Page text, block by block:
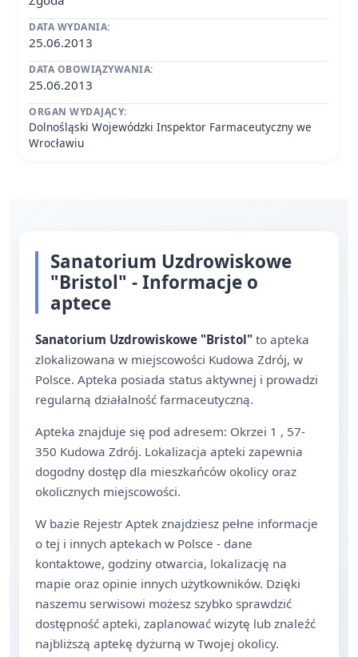
DATA WYDANIA:
25.06.2013
DATA OBOWIĄZYWANIA:
25.06.2013
ORGAN WYDAJĄCY:
Dolnośląski Wojewódzki Inspektor Farmaceutyczny we
Wrocławiu
Sanatorium Uzdrowiskowe
"Bristol" - Informacje o
aptece
Sanatorium Uzdrowiskowe "Bristol" to apteka
zlokalizowana w miejscowości Kudowa Zdrój, w
Polsce. Apteka posiada status aktywnej i prowadzi
regularną działalność farmaceutyczną.
Apteka znajduje się pod adresem: Okrzei 1 , 57-
350 Kudowa Zdrój. Lokalizacja apteki zapewnia
dogodny dostęp dla mieszkańców okolicy oraz
okolicznych miejscowości.
W bazie Rejestr Aptek znajdziesz pełne informacje
o tej i innych aptekach w Polsce - dane
kontaktowe, godziny otwarcia, lokalizację na
mapie oraz opinie innych użytkowników. Dzięki
naszemu serwisowi możesz szybko sprawdzić
dostępność apteki, zaplanować wizytę lub znaleźć
najbliższą aptekę dyżurną w Twojej okolicy.